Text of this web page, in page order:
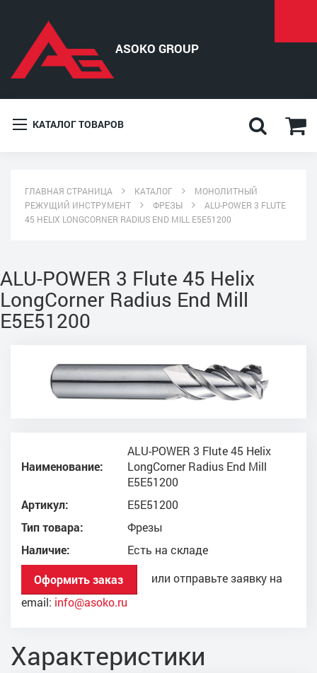
КАТАЛОГ ТОВАРОВ
ГЛАВНАЯ СТРАНИЦА КАТАЛОГ
МОНОЛИТНЫЙ
РЕЖУЩИЙ ИНСТРУМЕНТ
ФРЕЗЫ
ALU-POWER 3 FLUTE
45 HELIX LONGCORNER RADIUS END MILL E5E51200
ALU-POWER 3 Flute 45 Helix
LongCorner Radius End Mill
E5E51200
Наименование:
ALU-POWER 3 Flute 45 Helix
LongCorner Radius End Mill
E5E51200
Артикул:
E5E51200
Тип товара:
Фрезы
Наличие:
Есть на складе
Оформить заказ
или отправьте заявку на
email: info@asoko.ru
Характеристики